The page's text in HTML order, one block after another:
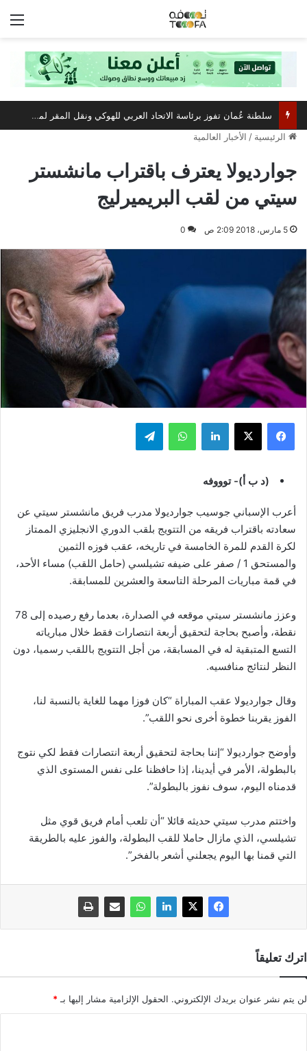
سلطنة عُمان تفوز برئاسة الاتحاد العربي للهوكي ونقل المقر لمسقط
الرئيسية / الأخبار العالمية
جوارديولا يعترف باقتراب مانشستر
سيتي من لقب البريميرليج
5 مارس، 2018 2:09 ص 0
فيسبوك ‫X لينكدإن واتساب تيلقرام
(د ب أ)- توووفه
أعرب الإسباني جوسيب جوارديولا مدرب فريق مانشستر سيتي عن
سعادته باقتراب فريقه من التتويج بلقب الدوري الانجليزي الممتاز
لكرة القدم للمرة الخامسة في تاريخه، عقب فوزه الثمين
والمستحق 1 / صفر على ضيفه تشيلسي (حامل اللقب) مساء الأحد،
في قمة مباريات المرحلة التاسعة والعشرين للمسابقة.
وعزز مانشستر سيتي موقعه في الصدارة، بعدما رفع رصيده إلى 78
نقطة، وأصبح بحاجة لتحقيق أربعة انتصارات فقط خلال مبارياته
التسع المتبقية له في المسابقة، من أجل التتويج باللقب رسميا، دون
النظر لنتائج منافسيه.
وقال جوارديولا عقب المباراة “كان فوزا مهما للغاية بالنسبة لنا،
الفوز يقربنا خطوة أخرى نحو اللقب”.
وأوضح جوارديولا “إننا بحاجة لتحقيق أربعة انتصارات فقط لكي نتوج
بالبطولة، الأمر في أيدينا، إذا حافظنا على نفس المستوى الذي
قدمناه اليوم، سوف نفوز بالبطولة”.
واختتم مدرب سيتي حديثه قائلا “أن تلعب أمام فريق قوي مثل
تشيلسي، الذي مازال حاملا للقب البطولة، والفوز عليه بالطريقة
التي قمنا بها اليوم يجعلني أشعر بالفخر”.
اترك تعليقاً
لن يتم نشر عنوان بريدك الإلكتروني. الحقول الإلزامية مشار إليها بـ *